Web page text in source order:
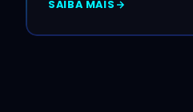
SAIBA MAIS